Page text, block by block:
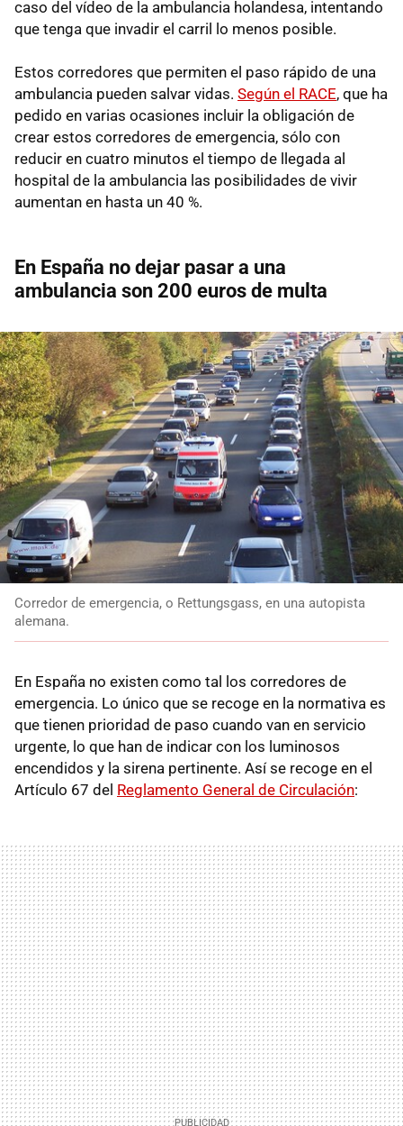
caso del vídeo de la ambulancia holandesa, intentando
que tenga que invadir el carril lo menos posible.
Estos corredores que permiten el paso rápido de una
ambulancia pueden salvar vidas. Según el RACE, que ha
pedido en varias ocasiones incluir la obligación de
crear estos corredores de emergencia, sólo con
reducir en cuatro minutos el tiempo de llegada al
hospital de la ambulancia las posibilidades de vivir
aumentan en hasta un 40 %.
En España no dejar pasar a una
ambulancia son 200 euros de multa
Corredor de emergencia, o Rettungsgass, en una autopista
alemana.
En España no existen como tal los corredores de
emergencia. Lo único que se recoge en la normativa es
que tienen prioridad de paso cuando van en servicio
urgente, lo que han de indicar con los luminosos
encendidos y la sirena pertinente. Así se recoge en el
Artículo 67 del Reglamento General de Circulación: